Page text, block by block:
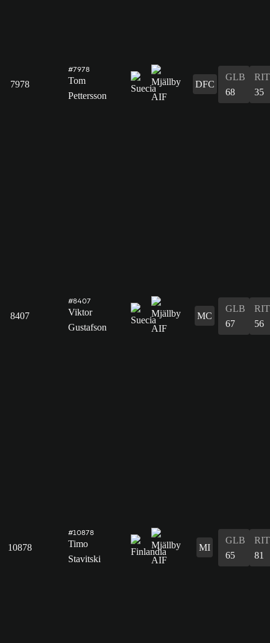
7978
#7978
Tom
Pettersson
DFC
GLB
68
RIT
35
8407
#8407
Viktor
Gustafson
MC
GLB
67
RIT
56
10878
#10878
Timo
Stavitski
MI
GLB
65
RIT
81